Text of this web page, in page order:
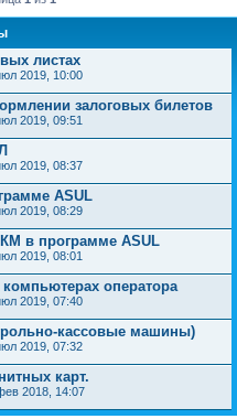
листах
2019, 10:00
залоговых билетов
2019, 09:51
2019, 08:37
ASUL
2019, 08:29
в программе ASUL
2019, 08:01
оператора
2019, 07:40
кассовые машины)
2019, 07:32
карт.
2018, 14:07